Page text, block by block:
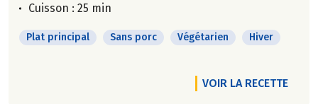
Cuisson : 25 min
Plat principal Sans porc Végétarien Hiver
VOIR LA RECETTE